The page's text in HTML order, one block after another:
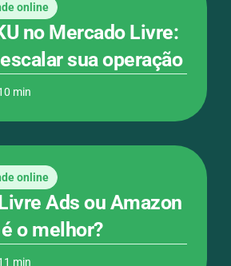
online
no Mercado Livre​:
sua operação
min
online
Ads ou Amazon
o melhor?
min